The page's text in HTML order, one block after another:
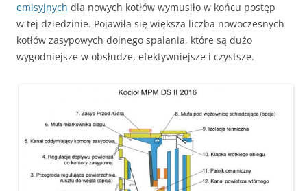
emisyjnych dla nowych kotłów wymusiło w końcu postęp
w tej dziedzinie. Pojawiła się większa liczba nowoczesnych
kotłów zasypowych dolnego spalania, które są dużo
wygodniejsze w obsłudze, efektywniejsze i czystsze.